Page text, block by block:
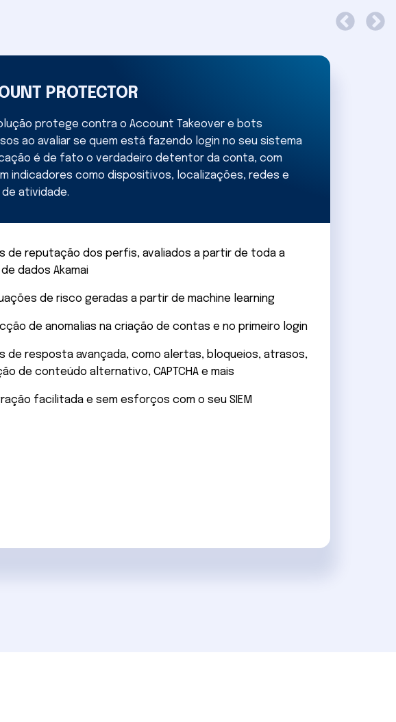
PROTECTOR
protege contra o Account Takeover e bots
ao avaliar se quem está fazendo login no seu sistema
é de fato o verdadeiro detentor da conta, com
indicadores como dispositivos, localizações, redes e
atividade.
de reputação dos perfis, avaliados a partir de toda a
dados Akamai
de risco geradas a partir de machine learning
de anomalias na criação de contas e no primeiro login
de resposta avançada, como alertas, bloqueios, atrasos,
de conteúdo alternativo, CAPTCHA e mais
facilitada e sem esforços com o seu SIEM